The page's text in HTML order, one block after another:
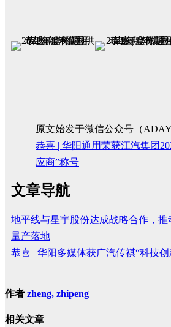
原文始发于微信公众号（
恭喜 | 华阳通用荣获江汽集团
应商”称号
文章导航
地平线与星宇股份达成战略合作，
量产落地
恭喜 | 华阳多媒体获广汽传祺“科技
作者 zheng, zhipeng
相关文章